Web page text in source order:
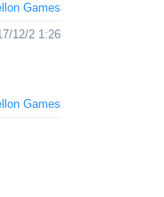
Games
12/2 1:26
Games